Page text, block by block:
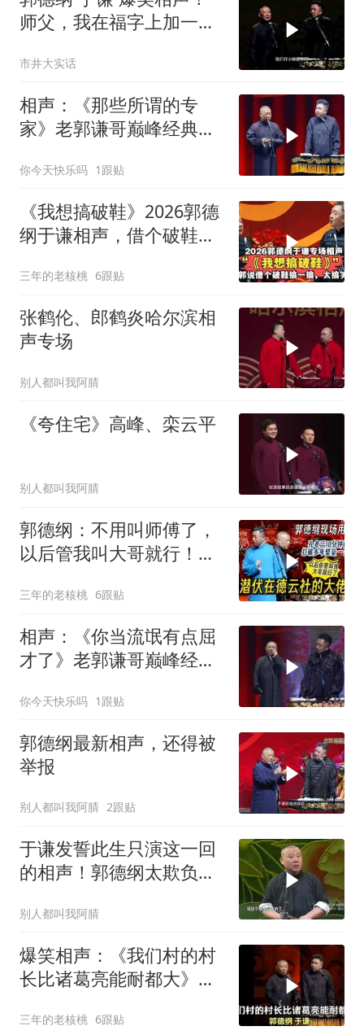
师父，我在福字上加一
市井大实话
相声：《那些所谓的专
家》老郭谦哥巅峰经典爆
你今天快乐吗 1跟贴
《我想搞破鞋》2026郭德
纲于谦相声，借个破鞋我
三年的老核桃 6跟贴
张鹤伦、郎鹤炎哈尔滨相
声专场
别人都叫我阿腈
《夸住宅》高峰、栾云平
别人都叫我阿腈
郭德纲：不用叫师傅了，
以后管我叫大哥就行！孔
三年的老核桃 6跟贴
相声：《你当流氓有点屈
才了》老郭谦哥巅峰经典
你今天快乐吗 1跟贴
郭德纲最新相声，还得被
举报
别人都叫我阿腈 2跟贴
于谦发誓此生只演这一回
的相声！郭德纲太欺负人
别人都叫我阿腈
爆笑相声：《我们村的村
长比诸葛亮能耐都大》郭
三年的老核桃 6跟贴